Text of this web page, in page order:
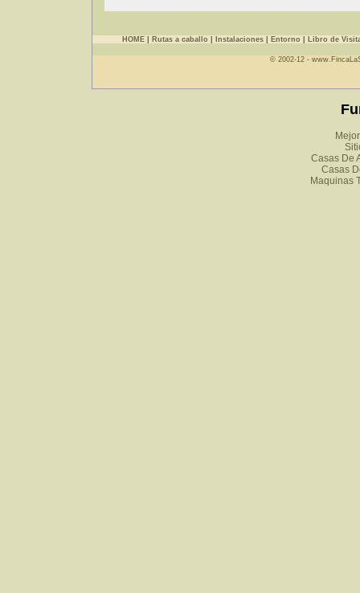
HOME Rutas a caballo Instalaciones Entorno Libro de
© 2002-12 -
Casas De
Casas
Maquinas